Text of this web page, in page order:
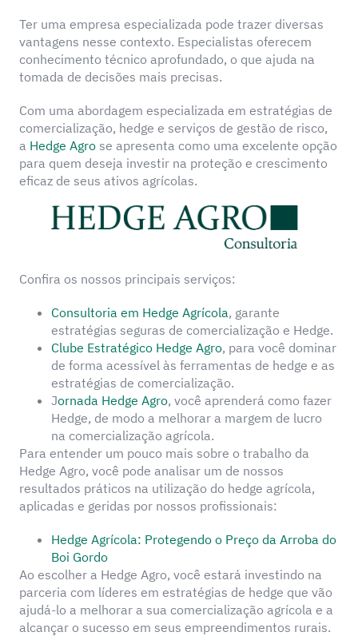
Ter uma empresa especializada pode trazer diversas
vantagens nesse contexto. Especialistas oferecem
conhecimento técnico aprofundado, o que ajuda na
tomada de decisões mais precisas.
Com uma abordagem especializada em estratégias de
comercialização, hedge e serviços de gestão de risco,
a Hedge Agro se apresenta como uma excelente opção
para quem deseja investir na proteção e crescimento
eficaz de seus ativos agrícolas.
Confira os nossos principais serviços:
Consultoria em Hedge Agrícola, garante
estratégias seguras de comercialização e Hedge.
Clube Estratégico Hedge Agro, para você dominar
de forma acessível às ferramentas de hedge e as
estratégias de comercialização.
Jornada Hedge Agro, você aprenderá como fazer
Hedge, de modo a melhorar a margem de lucro
na comercialização agrícola.
Para entender um pouco mais sobre o trabalho da
Hedge Agro, você pode analisar um de nossos
resultados práticos na utilização do hedge agrícola,
aplicadas e geridas por nossos profissionais:
Hedge Agrícola: Protegendo o Preço da Arroba do
Boi Gordo
Ao escolher a Hedge Agro, você estará investindo na
parceria com líderes em estratégias de hedge que vão
ajudá-lo a melhorar a sua comercialização agrícola e a
alcançar o sucesso em seus empreendimentos rurais.